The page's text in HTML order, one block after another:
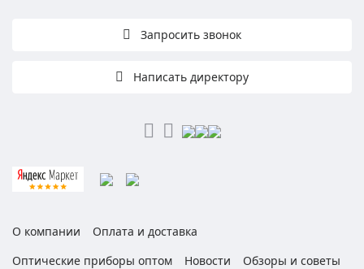
Запросить звонок
Написать директору
О компании
Оплата и доставка
Оптические приборы оптом
Новости Обзоры и советы